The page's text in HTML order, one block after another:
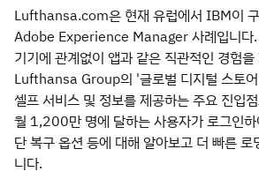
Lufthansa.com은 현재 유럽에서 IBM이
Adobe Experience Manager 사례입니다.
기기에 관계없이 앱과 같은 직관적인 경험
Lufthansa Group의 '글로벌 디지털 스토
셀프 서비스 및 정보를 제공하는 주요 진입
월 1,200만 명에 달하는 사용자가 로그인
단 복구 옵션 등에 대해 알아보고 더 빠른
니다.